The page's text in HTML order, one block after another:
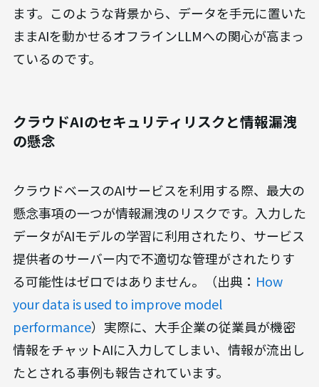
ます。このような背景から、データを手元に置いた
ままAIを動かせるオフラインLLMへの関心が高まっ
ているのです。
クラウドAIのセキュリティリスクと情報漏洩
の懸念
クラウドベースのAIサービスを利用する際、最大の
懸念事項の一つが情報漏洩のリスクです。入力した
データがAIモデルの学習に利用されたり、サービス
提供者のサーバー内で不適切な管理がされたりす
る可能性はゼロではありません。（出典： How
your data is used to improve model
performance）実際に、大手企業の従業員が機密
情報をチャットAIに入力してしまい、情報が流出し
たとされる事例も報告されています。